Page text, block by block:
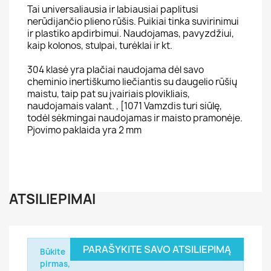
Tai universaliausia ir labiausiai paplitusi
nerūdijančio plieno rūšis. Puikiai tinka suvirinimui
ir plastiko apdirbimui. Naudojamas, pavyzdžiui,
kaip kolonos, stulpai, turėklai ir kt.
304 klasė yra plačiai naudojama dėl savo
cheminio inertiškumo liečiantis su daugelio rūšių
maistu, taip pat su įvairiais plovikliais,
naudojamais valant. , [1071 Vamzdis turi siūlę,
todėl sėkmingai naudojamas ir maisto pramonėje.
Pjovimo paklaida yra 2 mm
ATSILIEPIMAI
PARAŠYKITE SAVO ATSILIEPIMĄ
Būkite
pirmas,